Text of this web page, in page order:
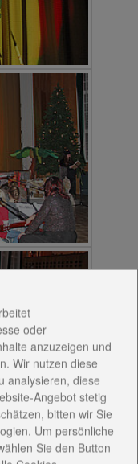
oder
anzuzeigen und
Wir nutzen diese
analysieren, diese
Angebot stetig
bitten wir Sie
Um persönliche
Sie den Button